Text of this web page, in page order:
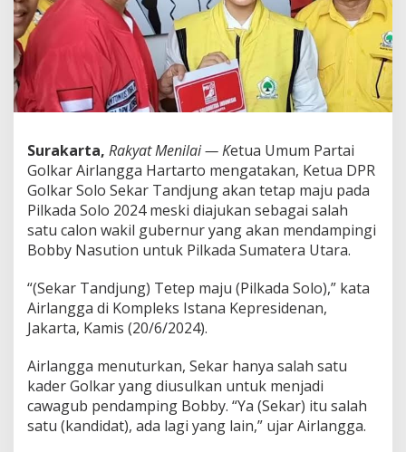
J
a
d
i
P
i
i
t
a
s
P
a
r
a
i
G
o
k
a
r
d
i
Surakarta, Rakyat Menilai — Ketua Umum Partai
Golkar Airlangga Hartarto mengatakan, Ketua DPR
Golkar Solo Sekar Tandjung akan tetap maju pada
Pilkada Solo 2024 meski diajukan sebagai salah
satu calon wakil gubernur yang akan mendampingi
Bobby Nasution untuk Pilkada Sumatera Utara.
“(Sekar Tandjung) Tetep maju (Pilkada Solo),” kata
Airlangga di Kompleks Istana Kepresidenan,
Jakarta, Kamis (20/6/2024).
Airlangga menuturkan, Sekar hanya salah satu
kader Golkar yang diusulkan untuk menjadi
cawagub pendamping Bobby. “Ya (Sekar) itu salah
satu (kandidat), ada lagi yang lain,” ujar Airlangga.